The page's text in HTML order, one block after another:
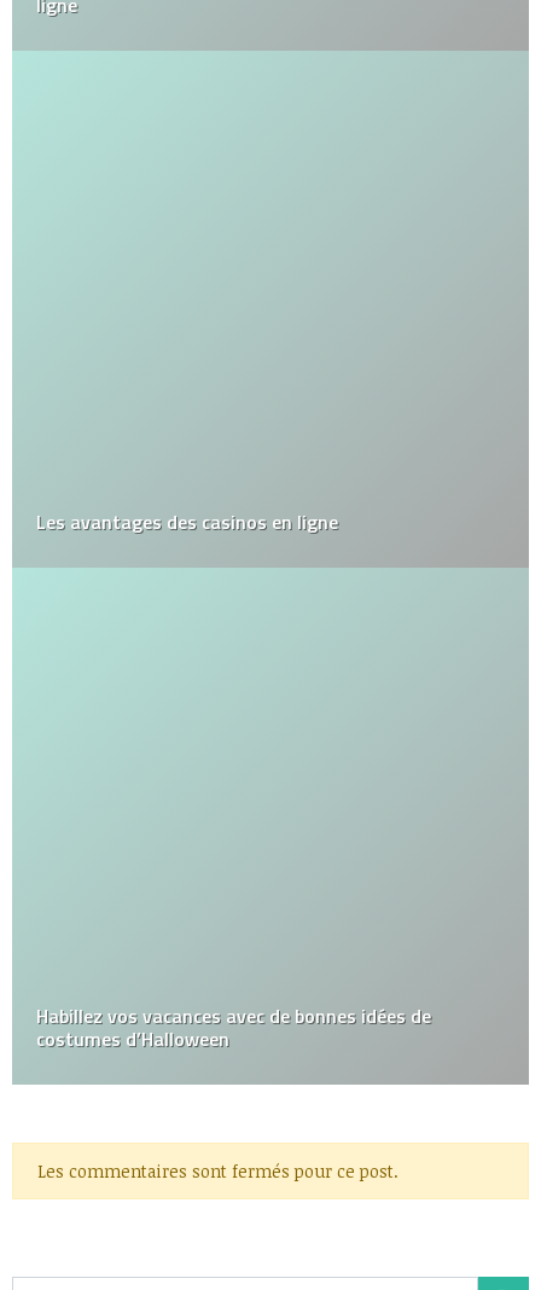
Les avantages des casinos en ligne
Habillez vos vacances avec de bonnes idées de
costumes d’Halloween
Les commentaires sont fermés pour ce post.